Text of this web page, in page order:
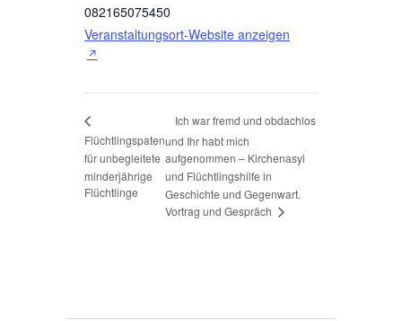
082165075450
Veranstaltungsort-Website anzeigen
Flüchtlingspaten
für unbegleitete
minderjährige
Flüchtlinge
Ich war fremd und obdachlos
und Ihr habt mich
aufgenommen – Kirchenasyl
und Flüchtlingshilfe in
Geschichte und Gegenwart.
Vortrag und Gespräch